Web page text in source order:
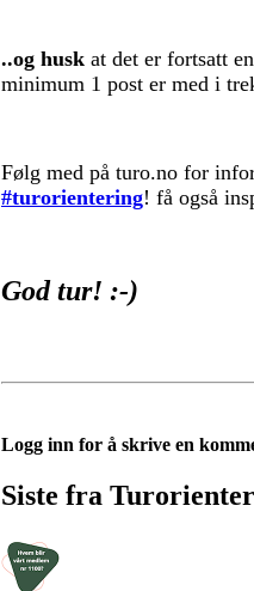
..og husk at det er fortsatt
minimum 1 post er med i
Følg med på turo.no for
#turorientering! få også
God tur! :-)
Logg inn for å skrive en
Siste fra